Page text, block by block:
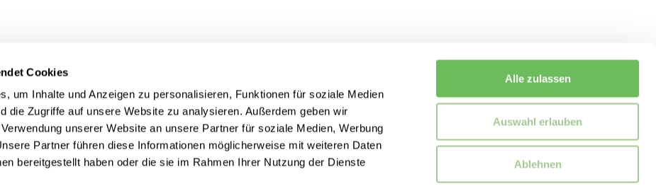
Cookies
um Inhalte und Anzeigen zu personalisieren, Funktionen für soziale Medien
die Zugriffe auf unsere Website zu analysieren. Außerdem geben wir
unserer Website an unsere Partner für soziale Medien, Werbung
Partner führen diese Informationen möglicherweise mit weiteren Daten
bereitgestellt haben oder die sie im Rahmen Ihrer Nutzung der Dienste
Alle zulassen
Auswahl erlauben
Ablehnen